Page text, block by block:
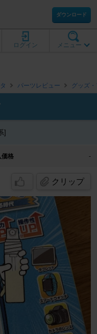
ダウンロード
メニュー
ログイン
パーツレビュー グッズ
]
価格 -
クリップ